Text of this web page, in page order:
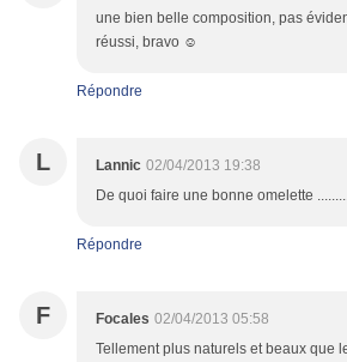
une bien belle composition, pas
réussi, bravo ☺
Répondre
L Lannic 02/04/2013 19:38
De quoi faire une bonne omelette
Répondre
F Focales 02/04/2013 05:58
Tellement plus naturels et beaux que